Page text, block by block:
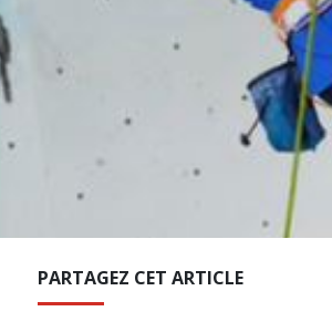
PARTAGEZ CET ARTICLE